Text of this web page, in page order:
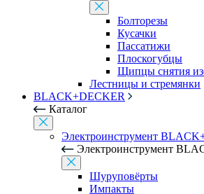
Болторезы
Кусачки
Пассатижи
Плоскогубцы
Щипцы снятия
Лестницы и стремянки
BLACK+DECKER
Каталог
Электроинструмент
Электроинструмент
Шуруповёрты
Импакты